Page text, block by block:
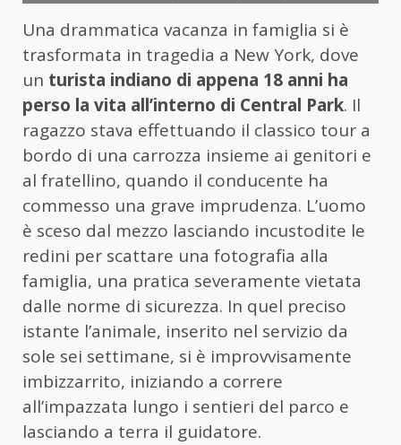
Una drammatica vacanza in famiglia si è
trasformata in tragedia a New York, dove
un turista indiano di appena 18 anni ha
perso la vita all’interno di Central Park. Il
ragazzo stava effettuando il classico tour a
bordo di una carrozza insieme ai genitori e
al fratellino, quando il conducente ha
commesso una grave imprudenza. L’uomo
è sceso dal mezzo lasciando incustodite le
redini per scattare una fotografia alla
famiglia, una pratica severamente vietata
dalle norme di sicurezza. In quel preciso
istante l’animale, inserito nel servizio da
sole sei settimane, si è improvvisamente
imbizzarrito, iniziando a correre
all’impazzata lungo i sentieri del parco e
lasciando a terra il guidatore.